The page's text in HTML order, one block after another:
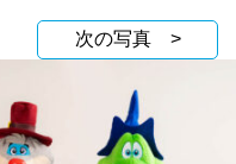
次の写真 >